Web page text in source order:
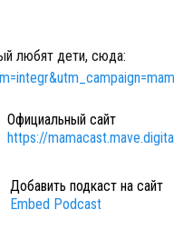
любят дети, сюда:
Официальный сайт
https://
Добавить подкаст на сайт
Embed Podcast